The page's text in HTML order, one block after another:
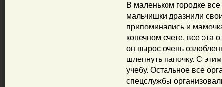
В маленьком городке
мальчишки дразнили
припоминались и
конечном счете, все эта
он вырос очень
шлепнуть папочку. С
учебу. Остальное все
спецслужбы